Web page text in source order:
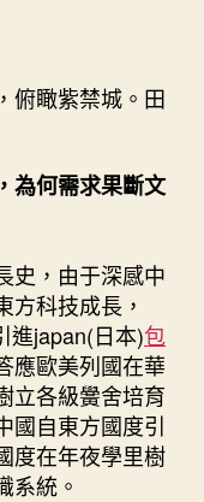
俯瞰紫禁城。田
為何需求果斷文
，由于深感中
方科技成長，
進japan(日本)包
應歐美列國在華
立各級黌舍培育
國自東方國度引
度在年夜學里樹
系統。